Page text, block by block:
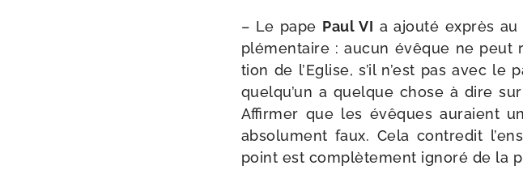
– Le pape Paul VI a ajou­té exprès
plé­men­taire : aucun évêque ne
tion de l’Eglise, s’il n’est pas avec
quelqu’un a quelque chose à dire
Affirmer que les évêques auraient
abso­lu­ment faux. Cela contre­dit
point est com­plè­te­ment igno­ré de la